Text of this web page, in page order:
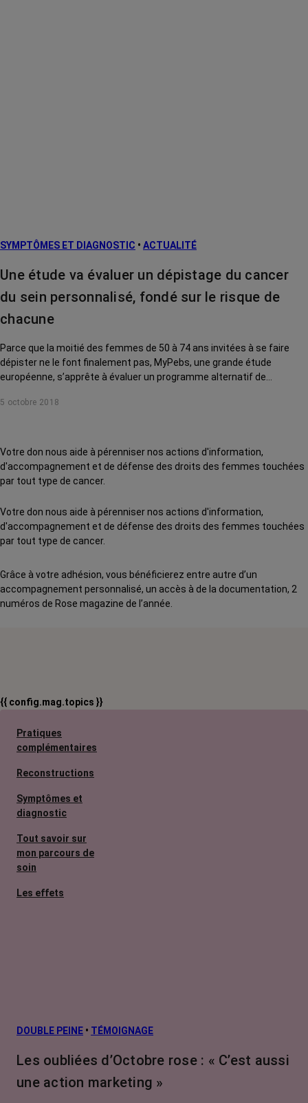
SYMPTÔMES ET DIAGNOSTIC • ACTUALITÉ
Une étude va évaluer un dépistage du cancer
du sein personnalisé, fondé sur le risque de
chacune
Parce que la moitié des femmes de 50 à 74 ans invitées à se faire
dépister ne le font finalement pas, MyPebs, une grande étude
européenne, s’apprête à évaluer un programme alternatif de
sein dans les 5 ans à venir. 85000 volontaires vont être recrutées à
5 octobre 2018
Votre don nous aide à pérenniser nos actions d'information,
d'accompagnement et de défense des droits des femmes touchées
par tout type de cancer.
Votre don nous aide à pérenniser nos actions d'information,
d'accompagnement et de défense des droits des femmes touchées
par tout type de cancer.
Grâce à votre adhésion, vous bénéficierez entre autre d’un
accompagnement personnalisé, un accès à de la documentation, 2
numéros de Rose magazine de l’année.
{{ config.mag.topics }}
Pratiques
complémentaires
Reconstructions
Symptômes et
diagnostic
Tout savoir sur
mon parcours de
soin
Les effets
L’après cancer
Traitements
contre le cancer
DOUBLE PEINE • TÉMOIGNAGE
Les oubliées d’Octobre rose : « C’est aussi
une action marketing »